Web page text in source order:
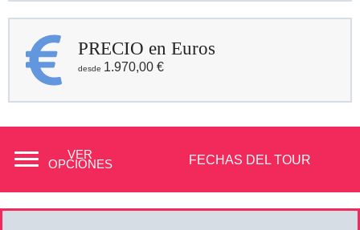
PRECIO en Euros
1.970,00 €
VER
OPCIONES FECHAS DEL TOUR